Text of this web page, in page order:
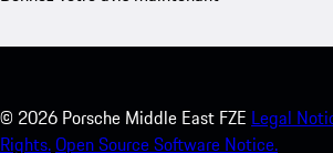
© 2026 Porsche Middle East FZE Legal
Rights.Open Source Software Notice.